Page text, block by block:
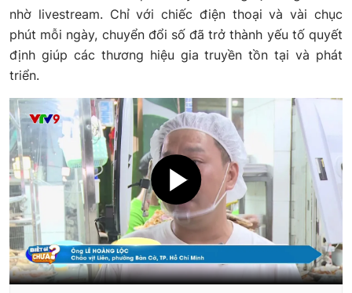
nhờ livestream. Chỉ với chiếc điện thoại và vài chục
phút mỗi ngày, chuyển đổi số đã trở thành yếu tố quyết
định giúp các thương hiệu gia truyền tồn tại và phát
triển.